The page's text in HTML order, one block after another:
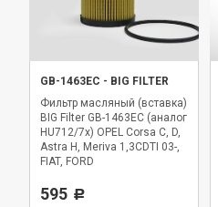
GB-1463EC - BIG FILTER
Фильтр масляный (вставка)
BIG Filter GB-1463EC (аналог
HU712/7x) OPEL Corsa C, D,
Astra H, Meriva 1,3CDTI 03-,
FIAT, FORD
595 Р